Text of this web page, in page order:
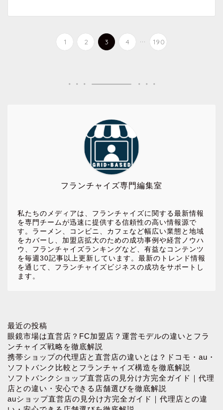
1 2 3 4 ... 190
フランチャイズ専門編集室
私たちのメディアは、フランチャイズに関する最新情報
を専門チームが迅速に提供する信頼性の高い情報源で
す。ラーメン、コンビニ、カフェなど幅広い業態と地域
をカバーし、加盟店拡大のための成功事例や経営ノウハ
ウ、フランチャイズランキングなど、有益なコンテンツ
を毎週30記事以上更新しています。最新のトレンド情報
を通じて、フランチャイズビジネスの成功をサポートし
ます。
最近の投稿
眼鏡市場は直営店？FC加盟店？運営モデルの違いとフラ
ンチャイズ戦略を徹底解説
携帯ショップの代理店と直営店の違いとは？ドコモ・au・
ソフトバンク比較とフランチャイズ構造を徹底解説
ソフトバンクショップ直営店の見分け方完全ガイド｜代理
店との違い・安心できる店舗選びを徹底解説
auショップ直営店の見分け方完全ガイド｜代理店との違
お問い合わせ
プロフィール
プライバシーポリシー